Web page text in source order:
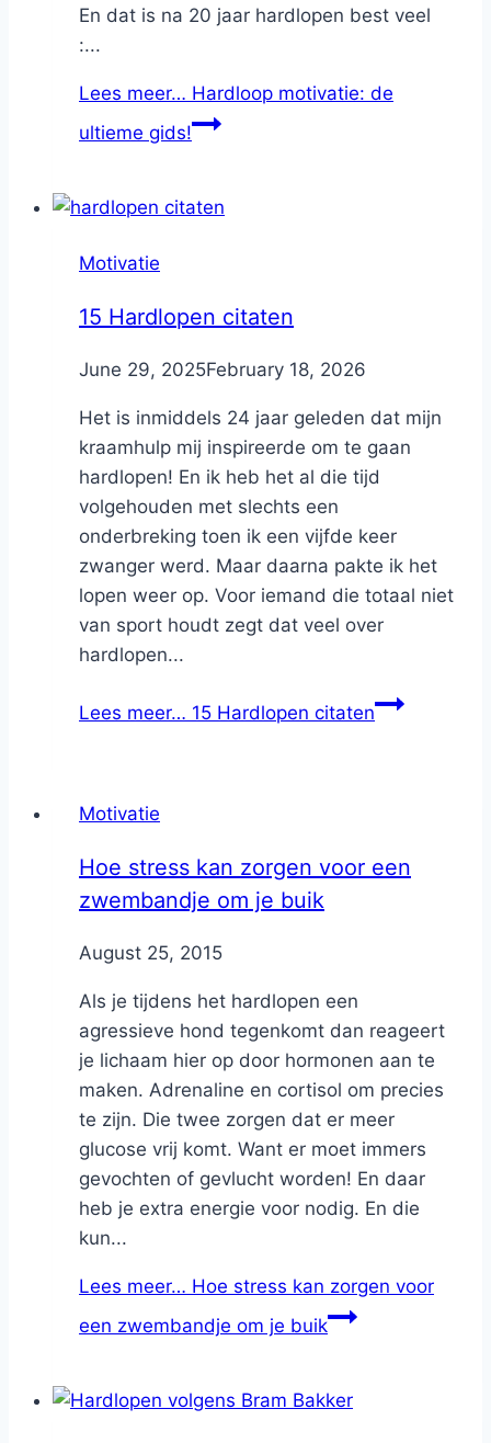
En dat is na 20 jaar hardlopen best veel
:...
Lees meer… Hardloop motivatie: de
ultieme gids!
Motivatie
15 Hardlopen citaten
ByNicole
June 29, 2025February 18, 2026
Het is inmiddels 24 jaar geleden dat mijn
kraamhulp mij inspireerde om te gaan
hardlopen! En ik heb het al die tijd
volgehouden met slechts een
onderbreking toen ik een vijfde keer
zwanger werd. Maar daarna pakte ik het
lopen weer op. Voor iemand die totaal niet
van sport houdt zegt dat veel over
hardlopen...
Lees meer… 15 Hardlopen citaten
Motivatie
Hoe stress kan zorgen voor een
zwembandje om je buik
ByNicole
August 25, 2015
Als je tijdens het hardlopen een
agressieve hond tegenkomt dan reageert
je lichaam hier op door hormonen aan te
maken. Adrenaline en cortisol om precies
te zijn. Die twee zorgen dat er meer
glucose vrij komt. Want er moet immers
gevochten of gevlucht worden! En daar
heb je extra energie voor nodig. En die
kun...
Lees meer… Hoe stress kan zorgen voor
een zwembandje om je buik